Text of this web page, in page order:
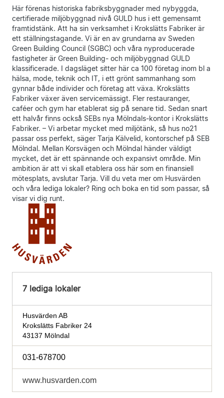
Här förenas historiska fabriksbyggnader med nybyggda,
certifierade miljöbyggnad nivå GULD hus i ett gemensamt
framtidstänk. Att ha sin verksamhet i Krokslätts Fabriker är
ett ställningstagande. Vi är en av grundarna av Sweden
Green Building Council (SGBC) och våra nyproducerade
fastigheter är Green Building- och miljöbyggnad GULD
klassificerade. I dagsläget sitter här ca 100 företag inom bl a
hälsa, mode, teknik och IT, i ett grönt sammanhang som
gynnar både individer och företag att växa. Krokslätts
Fabriker växer även servicemässigt. Fler restauranger,
caféer och gym har etablerat sig på senare tid. Sedan snart
ett halvår finns också SEBs nya Mölndals-kontor i Krokslätts
Fabriker. – Vi arbetar mycket med miljötänk, så hus no21
passar oss perfekt, säger Tarja Kälvelid, kontorschef på SEB
Mölndal. Mellan Korsvägen och Mölndal händer väldigt
mycket, det är ett spännande och expansivt område. Min
ambition är att vi skall etablera oss här som en finansiell
mötesplats, avslutar Tarja. Vill du veta mer om Husvärden
och våra lediga lokaler? Ring och boka en tid som passar, så
visar vi dig runt.
7 lediga lokaler
Husvärden AB
Krokslätts Fabriker 24
43137 Mölndal
031-678700
www.husvarden.com